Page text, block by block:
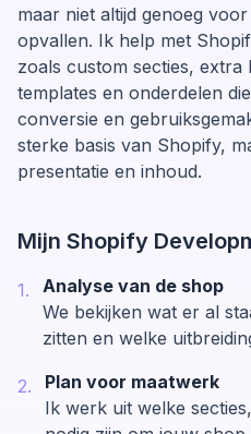
maar niet altijd genoeg
opvallen. Ik help met
zoals custom secties, extra
templates en onderdelen
conversie en
sterke basis van Shopify,
presentatie en inhoud.
Mijn Shopify
1.
Analyse van de shop
We bekijken wat er al
zitten en welke
2.
Plan voor maatwerk
Ik werk uit welke